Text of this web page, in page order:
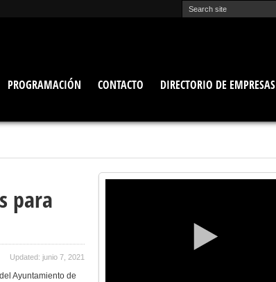
PROGRAMACIÓN CONTACTO
DIRECTORIO DE EMPRESAS
para
Updated: junio 7, 2021
Ayuntamiento de